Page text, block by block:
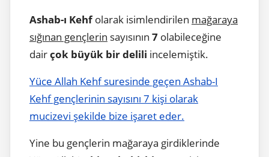
Ashab-ı Kehfolarak isimlendirilen mağaraya
sığınan gençlerin sayısının 7 olabileceğine
dairçok büyük bir delili incelemiştik.
Yüce Allah Kehf suresinde geçen Ashab-I
Kehf gençlerinin sayısını 7 kişi olarak
mucizevi şekilde bize işaret eder.
Yine bu gençlerin mağaraya girdiklerinde